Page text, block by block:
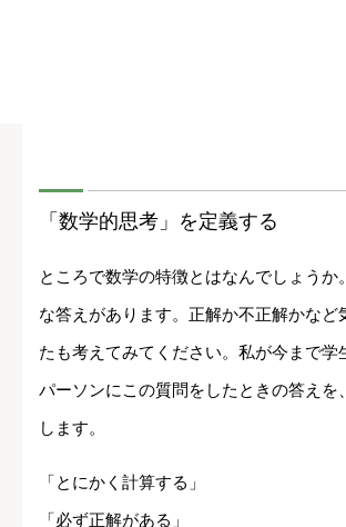
「数学的思考」を定義する
ところで数学の特徴とはなんでしょうか
な答えがあります。正解か不正解かなど
たも考えてみてください。私が今まで学
パーソンにこの質問をしたときの答えを
します。
「とにかく計算する」
「必ず正解がある」